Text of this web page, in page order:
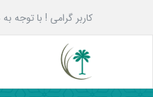
کاربر گرامی ! با توجه به